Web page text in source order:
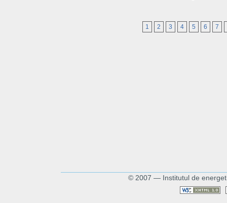
1 2 3 4 5 6 7
© 2007 — Institutul de